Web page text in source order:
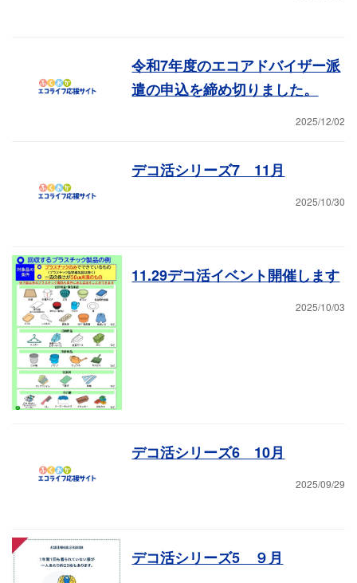
令和7年度のエコアドバイザー派
遣の申込を締め切りました。
2025/12/02
デコ活シリーズ7 11月
2025/10/30
11.29デコ活イベント開催します
2025/10/03
デコ活シリーズ6 10月
2025/09/29
デコ活シリーズ5 ９月